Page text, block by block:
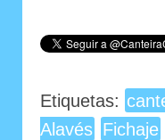
Etiquetas:
Alavés Fichaje